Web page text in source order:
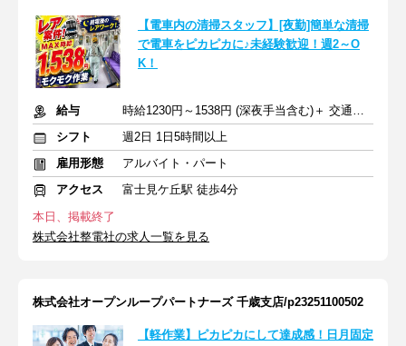
【電車内の清掃スタッフ】[夜勤]簡単な清掃
で電車をピカピカに♪未経験歓迎！週2～O
K！
給与
時給1230円～1538円 (深夜手当含む)＋ 交通費全額
シフト
週2日 1日5時間以上
雇用形態
アルバイト・パート
アクセス
富士見ケ丘駅 徒歩4分
本日、掲載終了
株式会社整電社の求人一覧を見る
株式会社オープンループパートナーズ 千歳支店/p23251100502
【軽作業】ピカピカにして達成感！日月固定